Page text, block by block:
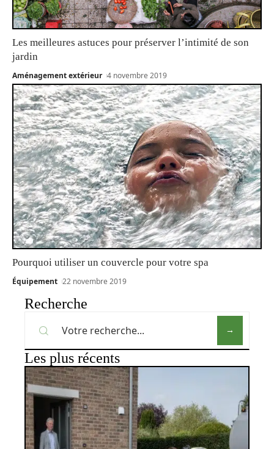
Les meilleures astuces pour préserver l’intimité de son
jardin
Aménagement extérieur 4 novembre 2019
Pourquoi utiliser un couvercle pour votre spa
Équipement 22 novembre 2019
Recherche
Les plus récents